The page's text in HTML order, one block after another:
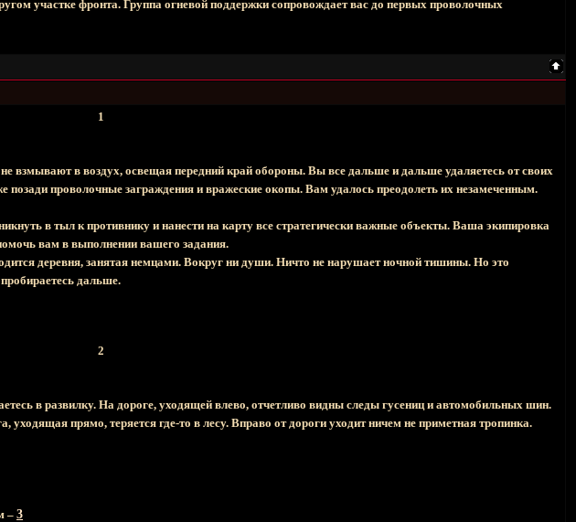
участке фронта. Группа огневой поддержки сопровождает вас до первых проволочных
1
взмывают в воздух, освещая передний край обороны. Вы все дальше и дальше удаляетесь от своих
позади проволочные заграждения и вражеские окопы. Вам удалось преодолеть их незамеченным.
в тыл к противнику и нанести на карту все стратегически важные объекты. Ваша экипировка
вам в выполнении вашего задания.
деревня, занятая немцами. Вокруг ни души. Ничто не нарушает ночной тишины. Но это
дальше.
2
в развилку. На дороге, уходящей влево, отчетливо видны следы гусениц и автомобильных шин.
уходящая прямо, теряется где-то в лесу. Вправо от дороги уходит ничем не приметная тропинка.
– 3